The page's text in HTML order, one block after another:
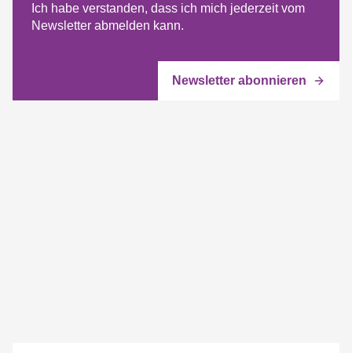
Ich habe verstanden, dass ich mich jederzeit vom
Newsletter abmelden kann.